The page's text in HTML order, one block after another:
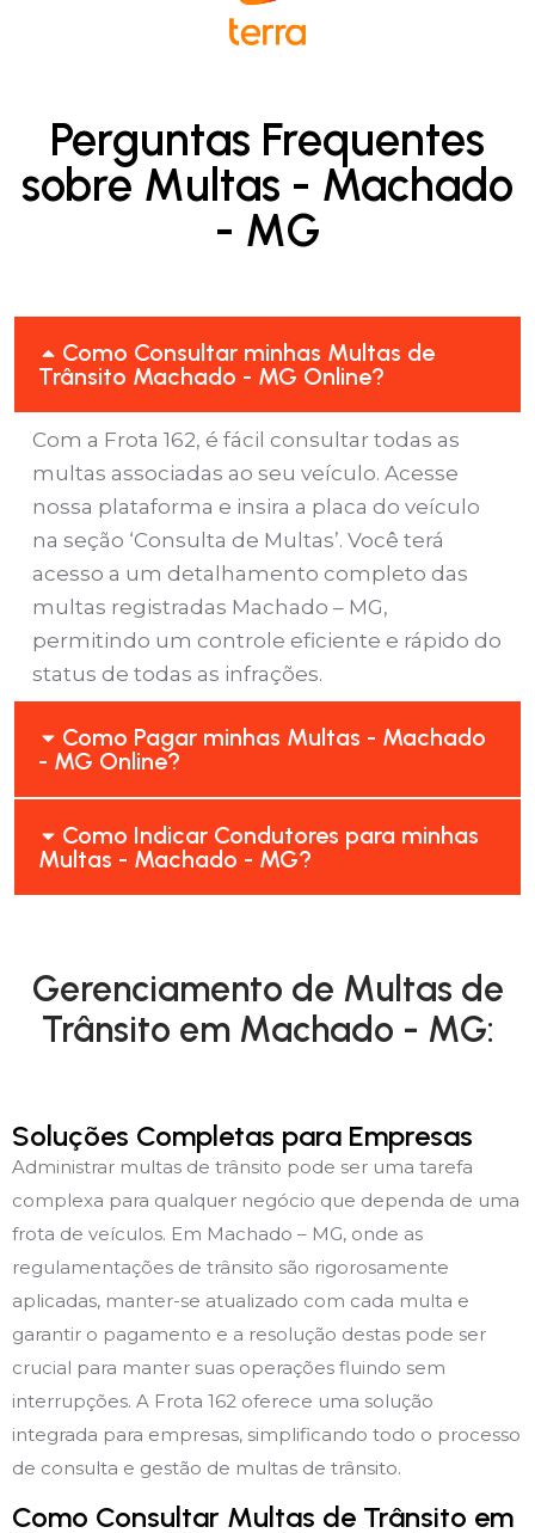
Perguntas Frequentes
sobre Multas - Machado
- MG
Como Consultar minhas Multas de
Trânsito Machado - MG Online?
Com a Frota 162, é fácil consultar todas as
multas associadas ao seu veículo. Acesse
nossa plataforma e insira a placa do veículo
na seção ‘Consulta de Multas’. Você terá
acesso a um detalhamento completo das
multas registradas Machado – MG,
permitindo um controle eficiente e rápido do
status de todas as infrações.
Como Pagar minhas Multas - Machado
- MG Online?
Como Indicar Condutores para minhas
Multas - Machado - MG?
Gerenciamento de Multas de
Trânsito em Machado - MG:
Soluções Completas para Empresas
Administrar multas de trânsito pode ser uma tarefa
complexa para qualquer negócio que dependa de uma
frota de veículos. Em Machado – MG, onde as
regulamentações de trânsito são rigorosamente
aplicadas, manter-se atualizado com cada multa e
garantir o pagamento e a resolução destas pode ser
crucial para manter suas operações fluindo sem
interrupções. A Frota 162 oferece uma solução
integrada para empresas, simplificando todo o processo
de consulta e gestão de multas de trânsito.
Como Consultar Multas de Trânsito em